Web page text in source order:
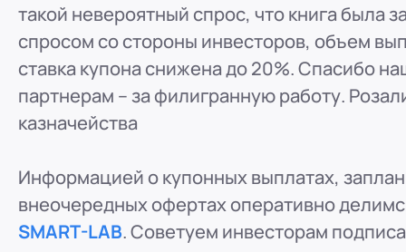
такой невероятный спрос, что книга была
спросом со стороны инвесторов, объем
ставка купона снижена до 20%. Спасибо
партнерам – за филигранную работу.
казначейства
Информацией о купонных выплатах,
внеочередных офертах оперативно
SMART-LAB. Советуем инвесторам